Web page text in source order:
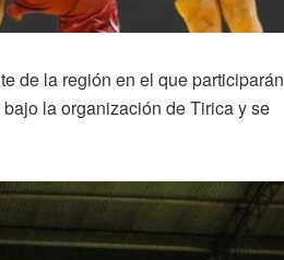
de la región en el que participarán
la organización de Tirica y se